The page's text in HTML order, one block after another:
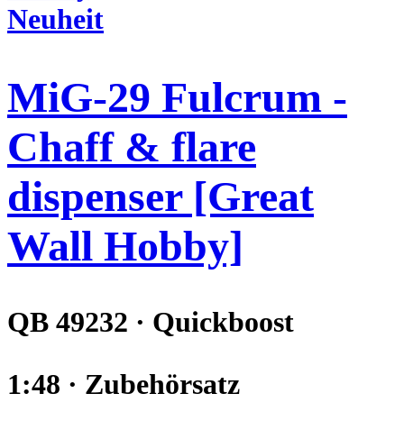
Neuheit
MiG-29 Fulcrum -
Chaff & flare
dispenser [Great
Wall Hobby]
QB 49232 · Quickboost
1:48 · Zubehörsatz